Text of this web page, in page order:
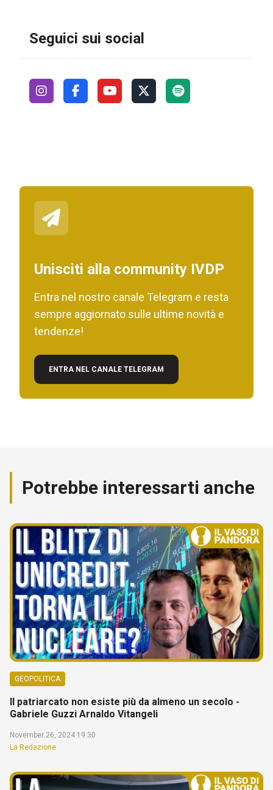
Seguici sui social
Unisciti alla community IVDP
Entra nel nostro canale Telegram e resta
sempre aggiornato sulle ultime novità e
tendenze!
ENTRA NEL CANALE TELEGRAM
Potrebbe interessarti anche
GEOPOLITICA
Il patriarcato non esiste più da almeno un secolo -
Gabriele Guzzi Arnaldo Vitangeli
November 26, 2024 19:30
La Redazione